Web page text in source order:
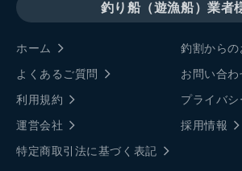
釣り船（遊漁船）業者
ホーム
釣割からの
よくあるご質問
お問い合わ
利用規約
プライバ
運営会社
採用情報
特定商取引法に基づく表記